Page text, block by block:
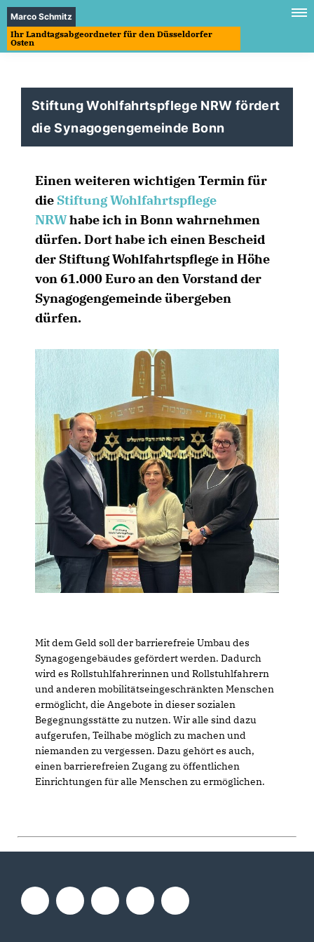
Marco Schmitz
Ihr Landtagsabgeordneter für den Düsseldorfer
Osten
Stiftung Wohlfahrtspflege NRW fördert
die Synagogengemeinde Bonn
Einen weiteren wichtigen Termin für
die Stiftung Wohlfahrtspflege
NRWhabe ich in Bonn wahrnehmen
dürfen. Dort habe ich einen Bescheid
der Stiftung Wohlfahrtspflege in Höhe
von 61.000 Euro an den Vorstand der
Synagogengemeinde übergeben
dürfen.
Mit dem Geld soll der barrierefreie Umbau des
Synagogengebäudes gefördert werden. Dadurch
wird es Rollstuhlfahrerinnen und Rollstuhlfahrern
und anderen mobilitätseingeschränkten Menschen
ermöglicht, die Angebote in dieser sozialen
Begegnungsstätte zu nutzen. Wir alle sind dazu
aufgerufen, Teilhabe möglich zu machen und
niemanden zu vergessen. Dazu gehört es auch,
einen barrierefreien Zugang zu öffentlichen
Einrichtungen für alle Menschen zu ermöglichen.